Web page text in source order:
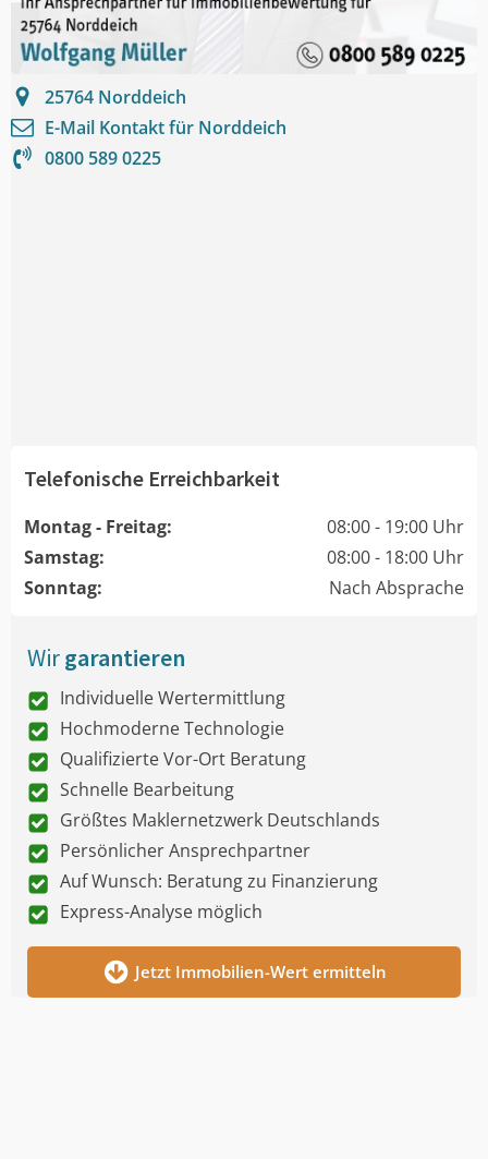
25764 Norddeich
E-Mail Kontakt für Norddeich
0800 589 0225
Telefonische Erreichbarkeit
Montag - Freitag:
08:00 - 19:00 Uhr
Samstag:
08:00 - 18:00 Uhr
Sonntag:
Nach Absprache
Wirgarantieren
Individuelle Wertermittlung
Hochmoderne Technologie
Qualifizierte Vor-Ort Beratung
Schnelle Bearbeitung
Größtes Maklernetzwerk Deutschlands
Persönlicher Ansprechpartner
Auf Wunsch: Beratung zu Finanzierung
Express-Analyse möglich
Jetzt Immobilien-Wert ermitteln